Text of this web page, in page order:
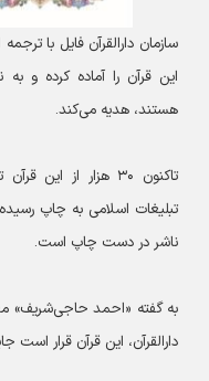
سازمان دارالقرآن فایل با
این قرآن را آماده کرده و
هستند، هدیه می‌کند.
تاکنون ۳۰ هزار از این
ناشر در دست چاپ است.
به گفته «احمد حاجی‌شریف»
دارالقرآن، این قرآن قرار است